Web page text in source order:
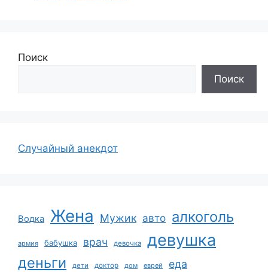
Поиск
Поиск
Случайный анекдот
Водка Жена Мужик авто алкоголь
армия бабушка врач девочка девушка
деньги дети доктор дом еврей еда